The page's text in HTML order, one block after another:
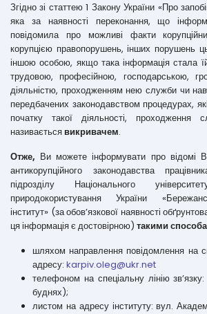
Згідно зі статтею 1 Закону України «Про
яка за наявності переконання, що
повідомила про можливі факти
корупцією правопорушень, інших порушень
іншою особою, якщо така інформація стала
трудовою, професійною, господарською,
діяльністю, проходженням нею служби чи
передбачених законодавством процедурах,
початку такої діяльності, проходження
називається викривачем.
Отже, Ви можете інформувати про відомі
антикорупційного законодавства
підрозділу Національного
природокористування України
інститут» (за обов’язкової наявності
ця інформація є достовірною) такими
шляхом направлення повідомлення на
адресу: karpiv.oleg@ukr.net
телефоном на спеціальну лінію
буднях);
листом на адресу інституту: вул.